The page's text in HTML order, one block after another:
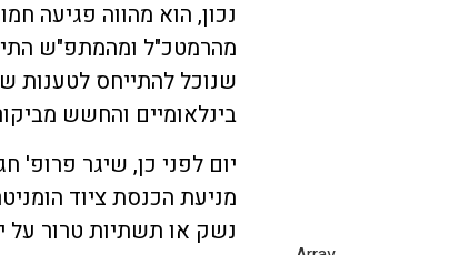
נכון, הוא מהווה פגיעה
מהרמטכ"ל ומהמתפ"ש
שנוכל להתייחס לטענות
בינלאומיים והחשש
יום לפני כן, שיגר פרופ'
מניעת הכנסת ציוד
נשק או תשתיות טרור על